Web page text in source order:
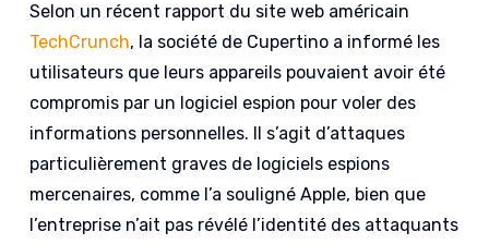
Selon un récent rapport du site web américain
TechCrunch, la société de Cupertino a informé les
utilisateurs que leurs appareils pouvaient avoir été
compromis par un logiciel espion pour voler des
informations personnelles. Il s’agit d’attaques
particulièrement graves de logiciels espions
mercenaires, comme l’a souligné Apple, bien que
l’entreprise n’ait pas révélé l’identité des attaquants